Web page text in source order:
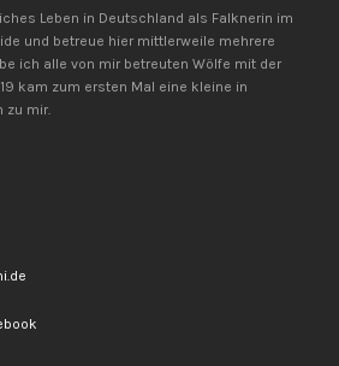
Leben in Deutschland als Falknerin im
und betreue hier mittlerweile mehrere
ich alle von mir betreuten Wölfe mit der
kam zum ersten Mal eine kleine in
zu mir.